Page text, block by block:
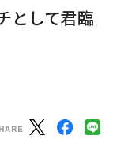
として君臨